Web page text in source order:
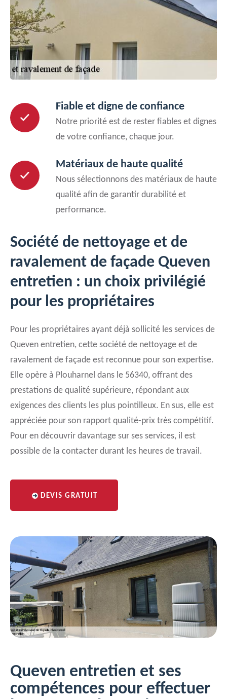
Fiable et digne de confiance
Notre priorité est de rester fiables et dignes
de votre confiance, chaque jour.
Matériaux de haute qualité
Nous sélectionnons des matériaux de haute
qualité afin de garantir durabilité et
performance.
Société de nettoyage et de
ravalement de façade Queven
entretien : un choix privilégié
pour les propriétaires
Pour les propriétaires ayant déjà sollicité les services de
Queven entretien, cette société de nettoyage et de
ravalement de façade est reconnue pour son expertise.
Elle opère à Plouharnel dans le 56340, offrant des
prestations de qualité supérieure, répondant aux
exigences des clients les plus pointilleux. En sus, elle est
appréciée pour son rapport qualité-prix très compétitif.
Pour en découvrir davantage sur ses services, il est
possible de la contacter durant les heures de travail.
DEVIS GRATUIT
Queven entretien et ses
compétences pour effectuer